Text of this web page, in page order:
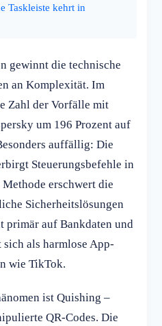
Taskleiste kehrt in
gewinnt die technische
an Komplexität. Im
Zahl der Vorfälle mit
um 196 Prozent auf
auffällig: Die
Steuerungsbefehle in
erschwert die
Sicherheitslösungen
primär auf Bankdaten und
als harmlose App-
wie TikTok.
ist Quishing –
QR-Codes. Die